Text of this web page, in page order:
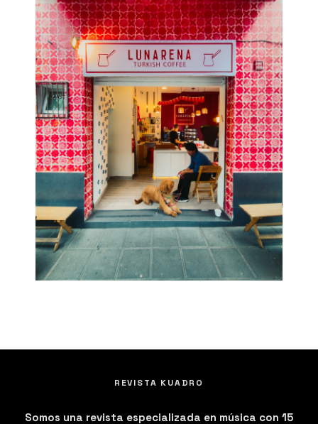
REVISTA KUADRO
Somos una revista especializada en música con 15